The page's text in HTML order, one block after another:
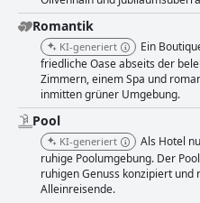
Romantik
KI-generiert
Ein
friedliche Oase abseits der
Zimmern, einem Spa und
inmitten grüner Umgebung.
Pool
KI-generiert
Als Hotel
ruhige Poolumgebung. Der
ruhigen Genuss konzipiert und
Alleinreisende.